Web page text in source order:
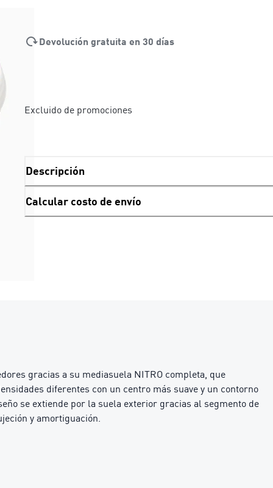
Devolución gratuita en 30 días
Excluido de promociones
Descripción
Calcular costo de envío
gracias a su mediasuela NITRO completa, que
diferentes con un centro más suave y un contorno
se extiende por la suela exterior gracias al segmento de
y amortiguación.